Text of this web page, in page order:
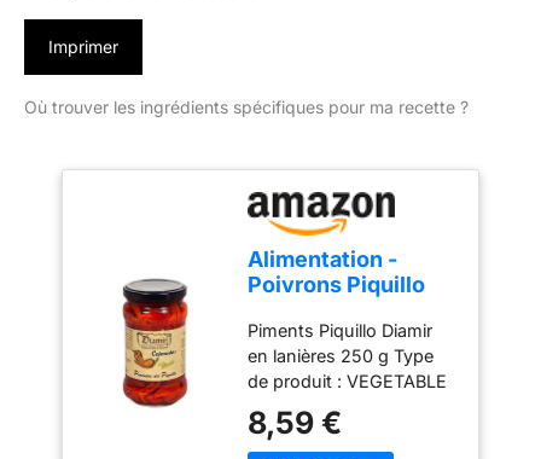
Imprimer
Où trouver les ingrédients spécifiques pour ma recette ?
Alimentation -
Poivrons Piquillo
g)
Piments Piquillo Diamir
en lanières 250 g Type
de produit : VEGETABLE
8,59 €